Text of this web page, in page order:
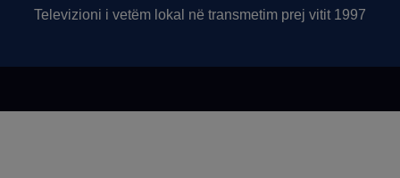
Televizioni i vetëm lokal në transmetim prej vitit 1997